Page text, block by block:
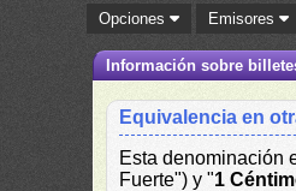
Opciones Emisores
Información sobre
Equivalencia en
Esta denominación
Fuerte") y "1